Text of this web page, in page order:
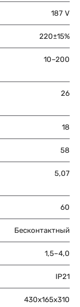
187 V
220±15%
10–200
26
18
58
5,07
60
Бесконтактный
1,5–4,0
IP21
430х165х310